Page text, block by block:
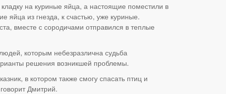
на куриные яйца, а настоящие поместили в
яйца из гнезда, к счастью, уже куриные.
вместе с сородичами отправился в теплые
которым небезразлична судьба
решения возникшей проблемы.
в котором также смогу спасать птиц и
Дмитрий.